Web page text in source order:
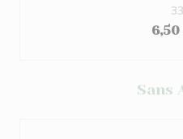
6,50
Sans